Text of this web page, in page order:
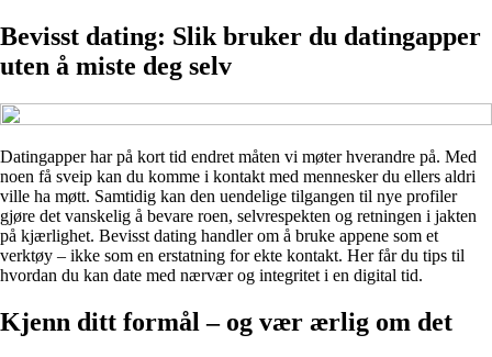
Bevisst dating: Slik bruker du datingapper
uten å miste deg selv
Datingapper har på kort tid endret måten vi møter hverandre på. Med
noen få sveip kan du komme i kontakt med mennesker du ellers aldri
ville ha møtt. Samtidig kan den uendelige tilgangen til nye profiler
gjøre det vanskelig å bevare roen, selvrespekten og retningen i jakten
på kjærlighet. Bevisst dating handler om å bruke appene som et
verktøy – ikke som en erstatning for ekte kontakt. Her får du tips til
hvordan du kan date med nærvær og integritet i en digital tid.
Kjenn ditt formål – og vær ærlig om det